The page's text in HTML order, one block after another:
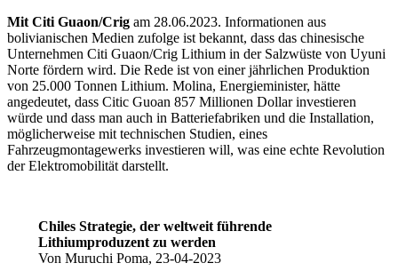
Mit Citi Guaon/Crig am 28.06.2023. Informationen aus
bolivianischen Medien zufolge ist bekannt, dass das chinesische
Unternehmen Citi Guaon/Crig Lithium in der Salzwüste von Uyuni
Norte fördern wird. Die Rede ist von einer jährlichen Produktion
von 25.000 Tonnen Lithium. Molina, Energieminister, hätte
angedeutet, dass Citic Guoan 857 Millionen Dollar investieren
würde und dass man auch in Batteriefabriken und die Installation,
möglicherweise mit technischen Studien, eines
Fahrzeugmontagewerks investieren will, was eine echte Revolution
der Elektromobilität darstellt.
Chiles Strategie, der weltweit führende
Lithiumproduzent zu werden
Von Muruchi Poma, 23-04-2023